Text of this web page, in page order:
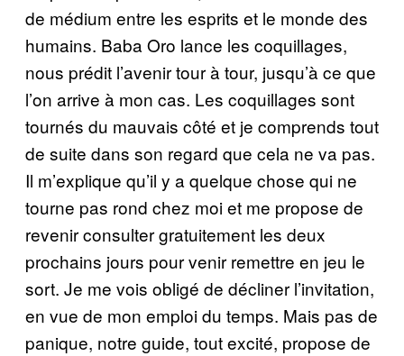
de médium entre les esprits et le monde des
humains. Baba Oro lance les coquillages,
nous prédit l’avenir tour à tour, jusqu’à ce que
l’on arrive à mon cas. Les coquillages sont
tournés du mauvais côté et je comprends tout
de suite dans son regard que cela ne va pas.
Il m’explique qu’il y a quelque chose qui ne
tourne pas rond chez moi et me propose de
revenir consulter gratuitement les deux
prochains jours pour venir remettre en jeu le
sort. Je me vois obligé de décliner l’invitation,
en vue de mon emploi du temps. Mais pas de
panique, notre guide, tout excité, propose de